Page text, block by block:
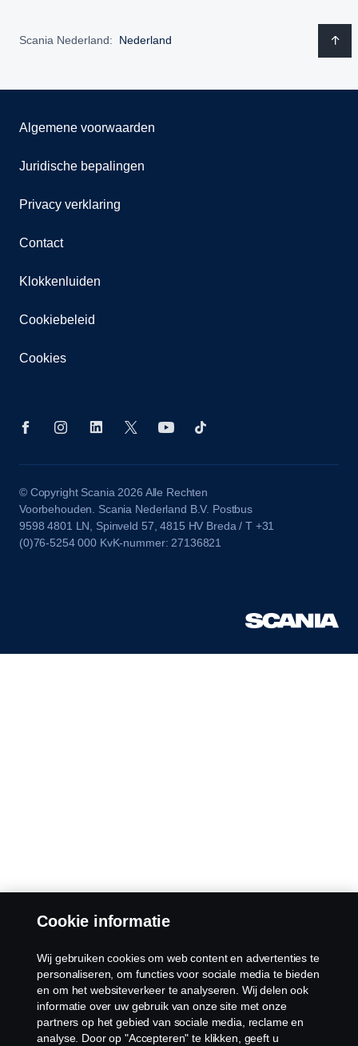
Scania Nederland: Nederland
Algemene voorwaarden
Juridische bepalingen
Privacy verklaring
Contact
Klokkenluiden
Cookiebeleid
Cookies
© Copyright Scania 2026 Alle Rechten
Voorbehouden. Scania Nederland B.V. Postbus
9598 4801 LN, Spinveld 57, 4815 HV Breda / T +31
(0)76-5254 000 KvK-nummer: 27136821
Cookie informatie
Wij gebruiken cookies om web content en advertenties te
personaliseren, om functies voor sociale media te bieden
en om het websiteverkeer te analyseren. Wij delen ook
informatie over uw gebruik van onze site met onze
partners op het gebied van sociale media, reclame en
analyse. Door op "Accepteren" te klikken, geeft u